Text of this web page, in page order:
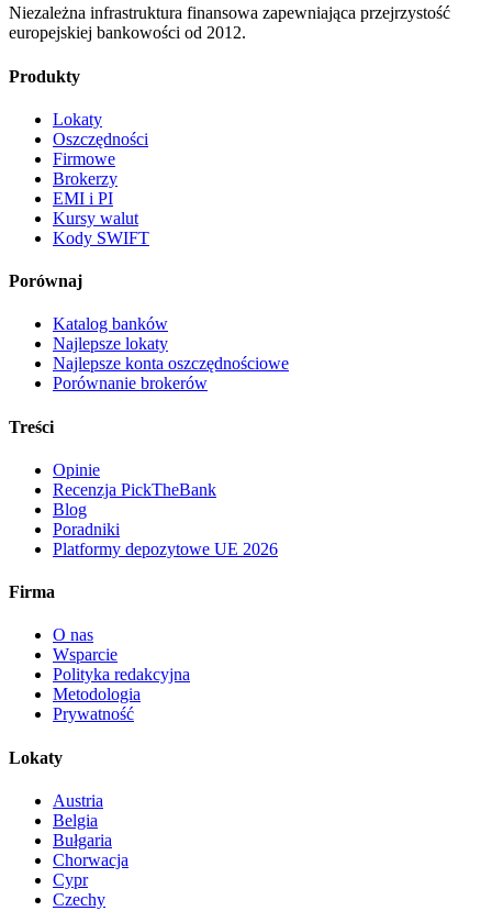
Niezależna infrastruktura finansowa zapewniająca przejrzystość
europejskiej bankowości od 2012.
Produkty
Lokaty
Oszczędności
Firmowe
Brokerzy
EMI i PI
Kursy walut
Kody SWIFT
Porównaj
Katalog banków
Najlepsze lokaty
Najlepsze konta oszczędnościowe
Porównanie brokerów
Treści
Opinie
Recenzja PickTheBank
Blog
Poradniki
Platformy depozytowe UE 2026
Firma
O nas
Wsparcie
Polityka redakcyjna
Metodologia
Prywatność
Lokaty
Austria
Belgia
Bułgaria
Chorwacja
Cypr
Czechy